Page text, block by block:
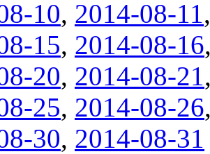
10, 2014-08-11
15, 2014-08-16
20, 2014-08-21
25, 2014-08-26
30, 2014-08-31